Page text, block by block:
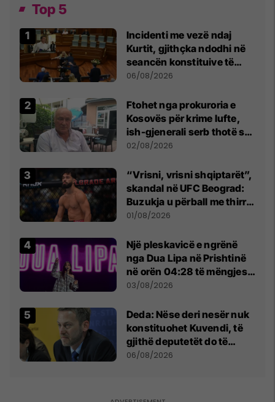
Top 5
Incidenti me vezë ndaj
Kurtit, gjithçka ndodhi në
seancën konstituive të
Kuvendit
06/08/2026
Ftohet nga prokuroria e
Kosovës për krime lufte,
ish-gjenerali serb thotë se
dikush e tradhtoi në
02/08/2026
“Vrisni, vrisni shqiptarët”,
skandal në UFC Beograd:
Buzukja u përball me thirrje
anti-shqiptare nga
01/08/2026
Një pleskavicë e ngrënë
nga Dua Lipa në Prishtinë
në orën 04:28 të mëngjesit
- dhe bota digjitale serbe
03/08/2026
Deda: Nëse deri nesër nuk
konstituohet Kuvendi, të
gjithë deputetët do të
bëjnë shkelje të rëndë
06/08/2026